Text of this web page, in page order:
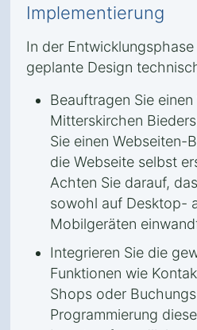
Implementierung
In der
geplante Design
Beauftragen Sie
Mitterskirchen
Sie einen Webseiten-
die Webseite selbst
Achten Sie darauf,
sowohl auf Desktop-
Mobilgeräten
Integrieren Sie die
Funktionen wie
Shops oder
Programmierung